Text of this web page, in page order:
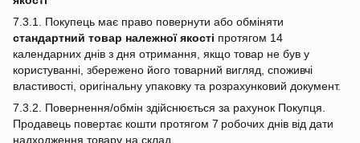
7.3.1. Покупець має право повернути або обміняти
стандартний товар належної якості протягом 14
календарних днів з дня отримання, якщо товар не був у
користуванні, збережено його товарний вигляд, споживчі
властивості, оригінальну упаковку та розрахунковий документ.
7.3.2. Повернення/обмін здійснюється за рахунок Покупця.
Продавець повертає кошти протягом 7 робочих днів від дати
надходження товару на склад.